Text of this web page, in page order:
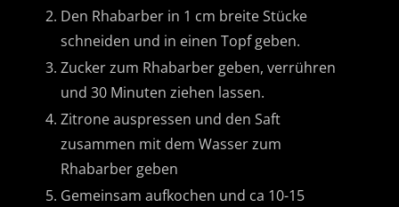
Den Rhabarber in 1 cm breite Stücke
schneiden und in einen Topf geben.
Zucker zum Rhabarber geben, verrühren
und 30 Minuten ziehen lassen.
Zitrone auspressen und den Saft
zusammen mit dem Wasser zum
Rhabarber geben
Gemeinsam aufkochen und ca 10-15